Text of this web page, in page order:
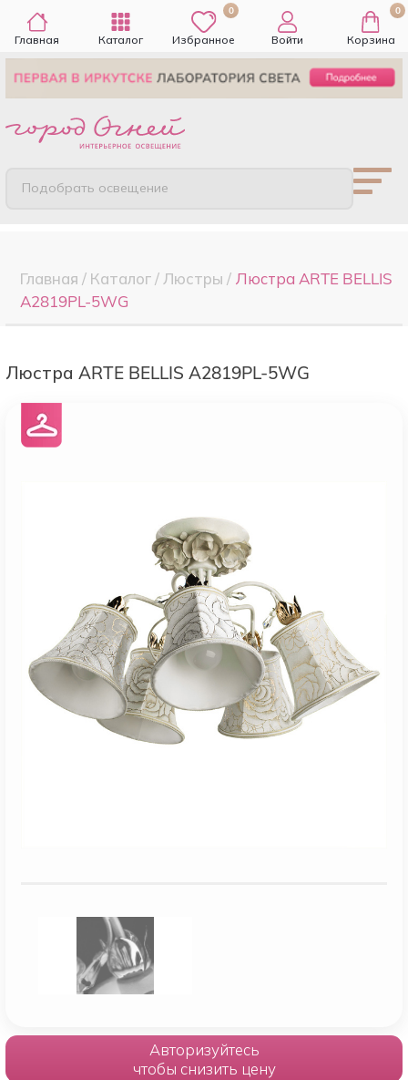
Главная Каталог
0
Избранное Войти
0
Корзина
Подобрать освещение
Главная / Каталог/ Люстры / Люстра ARTE BELLIS
A2819PL-5WG
Люстра ARTE BELLIS A2819PL-5WG
Авторизуйтесь
чтобы снизить цену